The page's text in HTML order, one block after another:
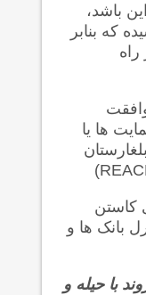
باشد،
که بنابر
ها یا
کاستن
بانک ها و
با حیله و